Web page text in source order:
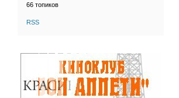
66 топиков
RSS